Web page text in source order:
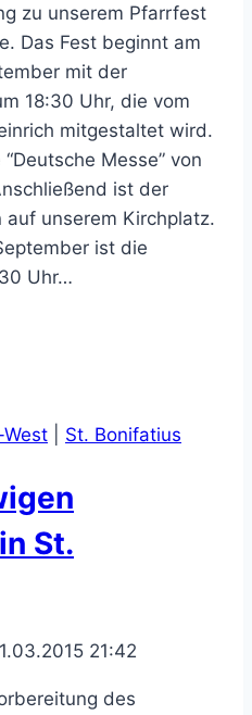
zu unserem Pfarrfest
Das Fest beginnt am
mit der
18:30 Uhr, die vom
mitgestaltet wird.
Messe” von
ist der
auf unserem Kirchplatz.
ist die
Uhr…
St. Bonifatius
St.
21:42
des